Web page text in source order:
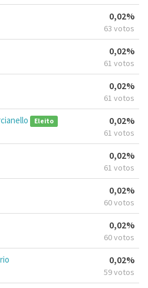
0,02%
63 votos
0,02%
61 votos
0,02%
61 votos
Eleito 0,02%
61 votos
0,02%
61 votos
0,02%
60 votos
0,02%
60 votos
0,02%
59 votos